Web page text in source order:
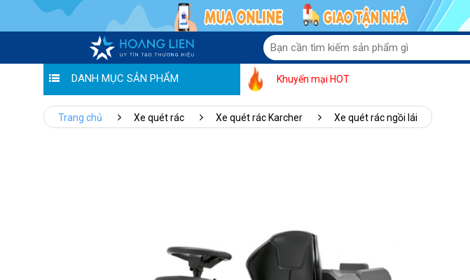
DANH MỤC SẢN PHẨM Khuyến mại HOT
Trang chủ Xe quét rác Xe quét rác Karcher Xe quét rác ngồi lái